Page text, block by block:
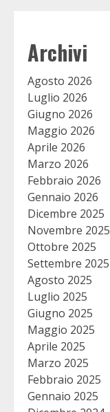
Archivi
Agosto 2026
Luglio 2026
Giugno 2026
Maggio 2026
Aprile 2026
Marzo 2026
Febbraio 2026
Gennaio 2026
Dicembre 2025
Novembre 2025
Ottobre 2025
Settembre 2025
Agosto 2025
Luglio 2025
Giugno 2025
Maggio 2025
Aprile 2025
Marzo 2025
Febbraio 2025
Gennaio 2025